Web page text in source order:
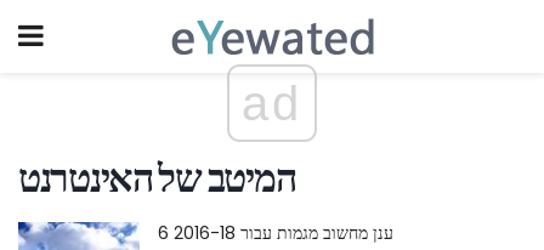
ad
המיטב של האינטרנט
6 ענן מחשוב מגמות עבור 2016-18